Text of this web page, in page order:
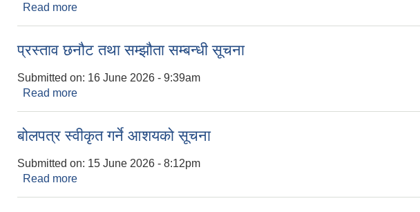
Read more
प्रस्ताव छनौट तथा सम्झौता सम्बन्धी सूचना
Submitted on: 16 June 2026 - 9:39am
Read more
बोलपत्र स्वीकृत गर्ने आशयको सूचना
Submitted on: 15 June 2026 - 8:12pm
Read more